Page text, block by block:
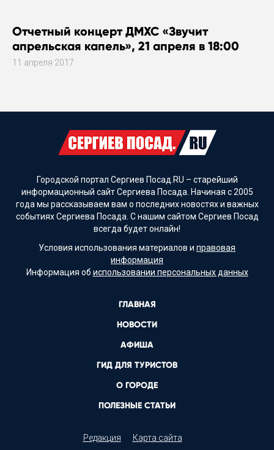
Отчетный концерт ДМХС «Звучит
апрельская капель», 21 апреля в 18:00
11 апреля 2017
Городской портал Сергиев Посад.RU – старейший
информационный сайт Сергиева Посада. Начиная с 2005
года мы рассказываем вам о последних новостях и важных
событиях Сергиева Посада. С нашим сайтом Сергиев Посад
всегда будет онлайн!
Условия использования материалов и правовая
информация
Информация об использовании персональных данных
ГЛАВНАЯ
НОВОСТИ
АФИША
ГИД ДЛЯ ТУРИСТОВ
О ГОРОДЕ
ПОЛЕЗНЫЕ СТАТЬИ
Редакция Карта сайта